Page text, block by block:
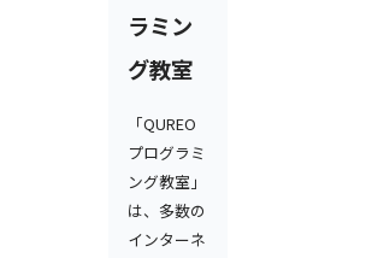
ラミン
グ教室
「QUREO
プログラミ
ング教室」
は、多数の
インターネ